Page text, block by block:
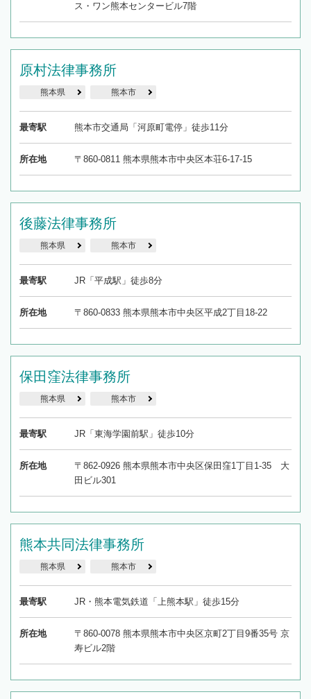
ス・ワン熊本センタービル7階
原村法律事務所
熊本県 熊本市
最寄駅 熊本市交通局「河原町電停」徒歩11分
所在地 〒860-0811 熊本県熊本市中央区本荘6-17-15
後藤法律事務所
熊本県 熊本市
最寄駅 JR「平成駅」徒歩8分
所在地 〒860-0833 熊本県熊本市中央区平成2丁目18-22
保田窪法律事務所
熊本県 熊本市
最寄駅 JR「東海学園前駅」徒歩10分
所在地
〒862-0926 熊本県熊本市中央区保田窪1丁目1-35 大
田ビル301
熊本共同法律事務所
熊本県 熊本市
最寄駅 JR・熊本電気鉄道「上熊本駅」徒歩15分
所在地
〒860-0078 熊本県熊本市中央区京町2丁目9番35号 京
寿ビル2階